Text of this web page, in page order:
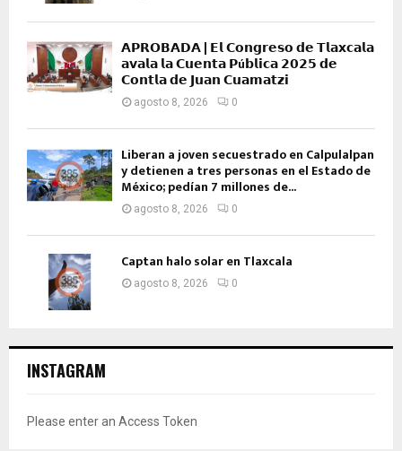
𝗔𝗣𝗥𝗢𝗕𝗔𝗗𝗔 | 𝗘𝗹 𝗖𝗼𝗻𝗴𝗿𝗲𝘀𝗼 𝗱𝗲 𝗧𝗹𝗮𝘅𝗰𝗮𝗹𝗮
𝗮𝘃𝗮𝗹𝗮 𝗹𝗮 𝗖𝘂𝗲𝗻𝘁𝗮 𝗣ú𝗯𝗹𝗶𝗰𝗮 𝟮𝟬𝟮𝟱 𝗱𝗲
𝗖𝗼𝗻𝘁𝗹𝗮 𝗱𝗲 𝗝𝘂𝗮𝗻 𝗖𝘂𝗮𝗺𝗮𝘁𝘇𝗶
agosto 8, 2026 0
Liberan a joven secuestrado en Calpulalpan
y detienen a tres personas en el Estado de
México; pedían 7 millones de...
agosto 8, 2026 0
Captan halo solar en Tlaxcala
agosto 8, 2026 0
INSTAGRAM
Please enter an Access Token